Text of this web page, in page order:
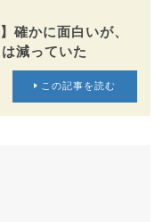
確かに面白いが、
減っていた
この記事を読む